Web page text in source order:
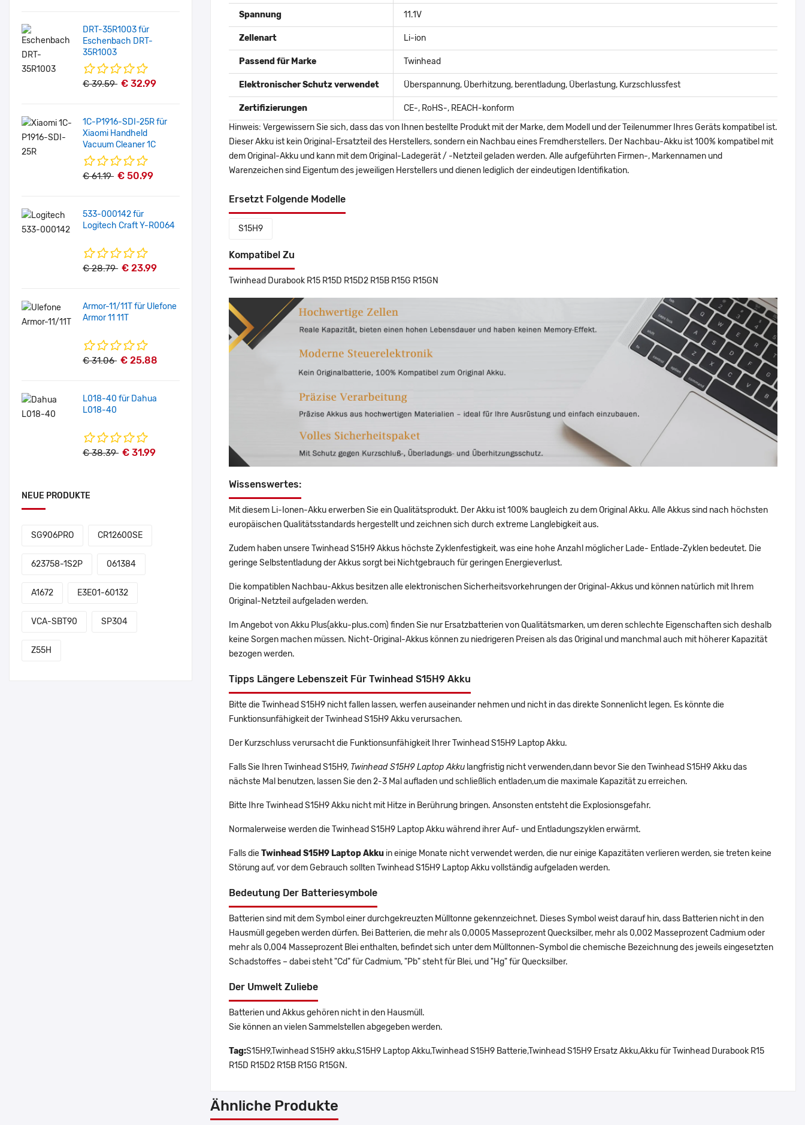
DRT-35R1003 für
Eschenbach DRT-
35R1003
€ 39.59 € 32.99
1C-P1916-SDI-25R für
Xiaomi Handheld
Vacuum Cleaner 1C
€ 61.19 € 50.99
533-000142 für
Logitech Craft Y-R0064
€ 28.79 € 23.99
Armor-11/11T für Ulefone
Armor 11 11T
€ 31.06 € 25.88
L018-40 für Dahua
L018-40
€ 38.39 € 31.99
NEUE PRODUKTE
SG906PRO CR12600SE
623758-1S2P 061384
A1672 E3E01-60132
VCA-SBT90 SP304
Z55H
Spannung 11.1V
Zellenart Li-ion
Passend für Marke Twinhead
Elektronischer Schutz verwendet Überspannung, Überhitzung, berentladung, Überlastung, Kurzschlussfest
Zertifizierungen
CE-, RoHS-, REACH-konform
Hinweis: Vergewissern Sie sich, dass das von Ihnen bestellte Produkt mit der Marke, dem Modell und der Teilenummer Ihres Geräts kompatibel ist.
Dieser Akku ist kein Original-Ersatzteil des Herstellers, sondern ein Nachbau eines Fremdherstellers. Der Nachbau-Akku ist 100% kompatibel mit
dem Original-Akku und kann mit dem Original-Ladegerät / -Netzteil geladen werden. Alle aufgeführten Firmen-, Markennamen und
Warenzeichen sind Eigentum des jeweiligen Herstellers und dienen lediglich der eindeutigen Identifikation.
Ersetzt Folgende Modelle
S15H9
Kompatibel Zu
Twinhead Durabook R15 R15D R15D2 R15B R15G R15GN
Wissenswertes:
Mit diesem Li-Ionen-Akku erwerben Sie ein Qualitätsprodukt. Der Akku ist 100% baugleich zu dem Original Akku. Alle Akkus sind nach höchsten
europäischen Qualitätsstandards hergestellt und zeichnen sich durch extreme Langlebigkeit aus.
Zudem haben unsere Twinhead S15H9 Akkus höchste Zyklenfestigkeit, was eine hohe Anzahl möglicher Lade- Entlade-Zyklen bedeutet. Die
geringe Selbstentladung der Akkus sorgt bei Nichtgebrauch für geringen Energieverlust.
Die kompatiblen Nachbau-Akkus besitzen alle elektronischen Sicherheitsvorkehrungen der Original-Akkus und können natürlich mit Ihrem
Original-Netzteil aufgeladen werden.
Im Angebot von Akku Plus(akku-plus.com) finden Sie nur Ersatzbatterien von Qualitätsmarken, um deren schlechte Eigenschaften sich deshalb
keine Sorgen machen müssen. Nicht-Original-Akkus können zu niedrigeren Preisen als das Original und manchmal auch mit höherer Kapazität
bezogen werden.
Tipps Längere Lebenszeit Für Twinhead S15H9 Akku
Bitte die Twinhead S15H9 nicht fallen lassen, werfen auseinander nehmen und nicht in das direkte Sonnenlicht legen. Es könnte die
Funktionsunfähigkeit der Twinhead S15H9 Akku verursachen.
Der Kurzschluss verursacht die Funktionsunfähigkeit Ihrer Twinhead S15H9 Laptop Akku.
Falls Sie Ihren Twinhead S15H9, Twinhead S15H9 Laptop Akku langfristig nicht verwenden,dann bevor Sie den Twinhead S15H9 Akku das
nächste Mal benutzen, lassen Sie den 2-3 Mal aufladen und schließlich entladen,um die maximale Kapazität zu erreichen.
Bitte Ihre Twinhead S15H9 Akku nicht mit Hitze in Berührung bringen. Ansonsten entsteht die Explosionsgefahr.
Normalerweise werden die Twinhead S15H9 Laptop Akku während ihrer Auf- und Entladungszyklen erwärmt.
Falls dieTwinhead S15H9 Laptop Akku in einige Monate nicht verwendet werden, die nur einige Kapazitäten verlieren werden, sie treten keine
Störung auf, vor dem Gebrauch sollten Twinhead S15H9 Laptop Akku vollständig aufgeladen werden.
Bedeutung Der Batteriesymbole
Batterien sind mit dem Symbol einer durchgekreuzten Mülltonne gekennzeichnet. Dieses Symbol weist darauf hin, dass Batterien nicht in den
Hausmüll gegeben werden dürfen. Bei Batterien, die mehr als 0,0005 Masseprozent Quecksilber, mehr als 0,002 Masseprozent Cadmium oder
mehr als 0,004 Masseprozent Blei enthalten, befindet sich unter dem Mülltonnen-Symbol die chemische Bezeichnung des jeweils eingesetzten
Schadstoffes – dabei steht "Cd" für Cadmium, "Pb" steht für Blei, und "Hg" für Quecksilber.
Der Umwelt Zuliebe
Batterien und Akkus gehören nicht in den Hausmüll.
Sie können an vielen Sammelstellen abgegeben werden.
Tag:S15H9,Twinhead S15H9 akku,S15H9 Laptop Akku,Twinhead S15H9 Batterie,Twinhead S15H9 Ersatz Akku,Akku für Twinhead Durabook R15
R15D R15D2 R15B R15G R15GN.
Ähnliche Produkte